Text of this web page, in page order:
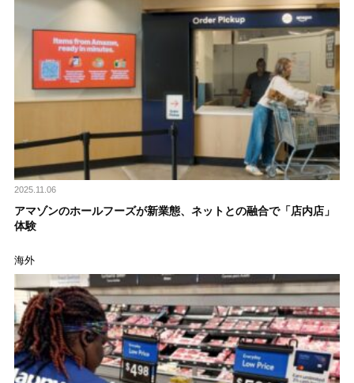
2025.11.06
アマゾンのホールフーズが新業態、ネットとの融合で「店内店」
体験
海外